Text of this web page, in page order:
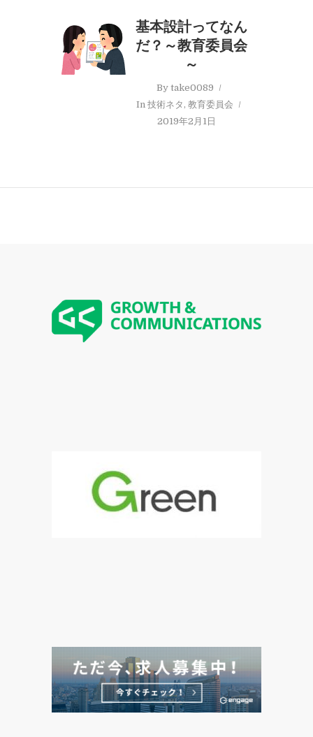
基本設計ってなん
だ？～教育委員会
～
By take0089
In技術ネタ ,教育委員会
2019年2月1日